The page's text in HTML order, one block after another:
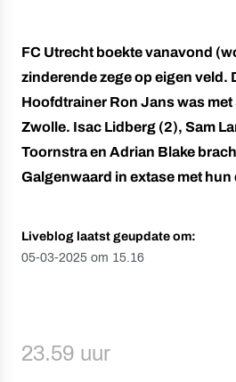
FC Utrecht boekte vanavond
zinderende zege op eigen veld.
Hoofdtrainer Ron Jans was
Zwolle. Isac Lidberg (2), Sam
Toornstra en Adrian Blake
Galgenwaard in extase met
Liveblog laatst geupdate om:
05-03-2025 om 15.16
23.59 uur